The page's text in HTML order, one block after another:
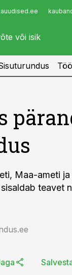
Infopank
Töö
Maa-ameti
teavet